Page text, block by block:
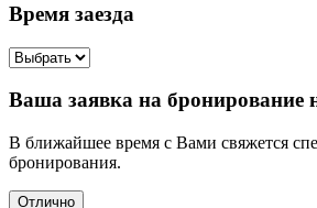
Время заезда
Ваша заявка на бронирование
В ближайшее время с Вами свяжется
бронирования.
Отлично